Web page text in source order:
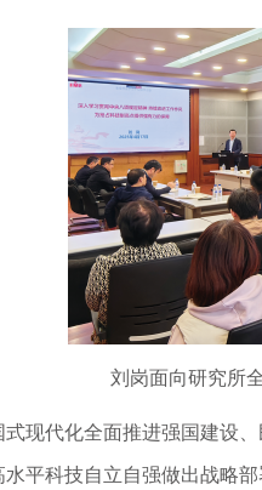
刘岗面向研究所
现代化全面推进强国建设
平科技自立自强做出战略